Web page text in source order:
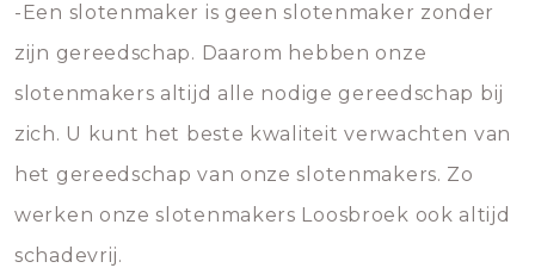
-Een slotenmaker is geen slotenmaker zonder
zijn gereedschap. Daarom hebben onze
slotenmakers altijd alle nodige gereedschap bij
zich. U kunt het beste kwaliteit verwachten van
het gereedschap van onze slotenmakers. Zo
werken onze slotenmakers Loosbroek ook altijd
schadevrij.